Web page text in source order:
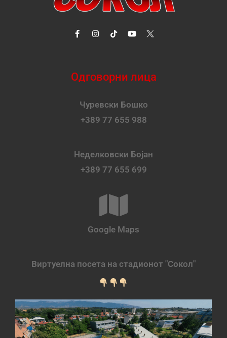
Одговорни лица
Чуревски Бошко
+389 77 655 988
Неделковски Бојан
+389 77 655 699
Google Maps
Виртуелна посета на стадионот "Сокол"